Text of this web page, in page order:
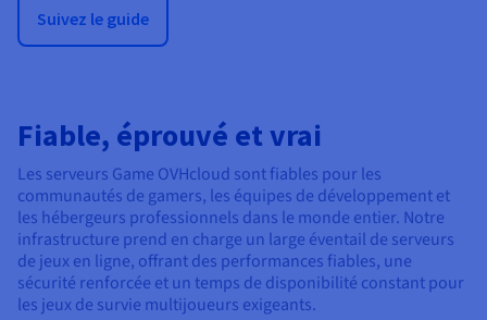
Suivez le guide
Fiable, éprouvé et vrai
Les serveurs Game OVHcloud sont fiables pour les
communautés de gamers, les équipes de développement et
les hébergeurs professionnels dans le monde entier. Notre
infrastructure prend en charge un large éventail de serveurs
de jeux en ligne, offrant des performances fiables, une
sécurité renforcée et un temps de disponibilité constant pour
les jeux de survie multijoueurs exigeants.